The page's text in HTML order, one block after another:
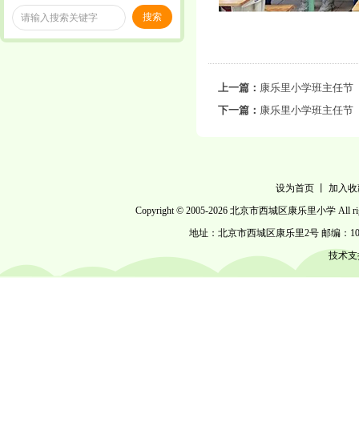
上一篇： 康乐里小学班主任节
下一篇： 康乐里小学班主任节
设为首页
加入
Copyright © 2005-2026 北京市西城区康乐里小学 All
地址：北京市西城区康乐里2号 邮编：
技术